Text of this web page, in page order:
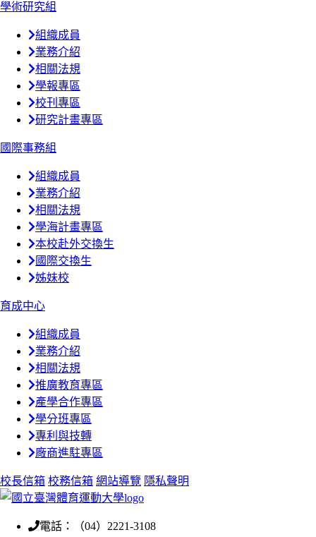
學術研究組
組織成員
業務介紹
相關法規
學報專區
校刊專區
研究計畫專區
國際事務組
組織成員
業務介紹
相關法規
學海計畫專區
本校赴外交換生
國際交換生
姊妹校
育成中心
組織成員
業務介紹
相關法規
推廣教育專區
產學合作專區
學分班專區
專利與技轉
廠商進駐專區
校長信箱 校務信箱 網站導覽 隱私聲明
電話：（04）2221-3108